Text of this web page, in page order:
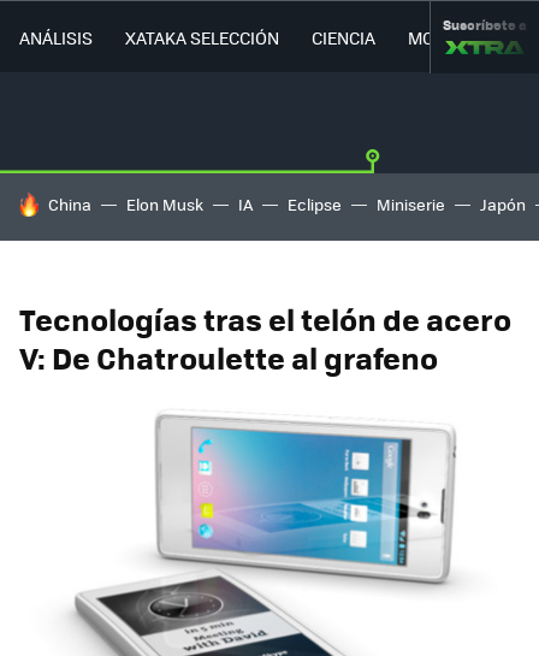
ANÁLISIS XATAKA SELECCIÓN CIENCIA MOVILIDAD
Suscríbete a
HOY SE HABLA DE
China Elon Musk IA Eclipse Miniserie Japón
Tecnologías tras el telón de acero
V: De Chatroulette al grafeno